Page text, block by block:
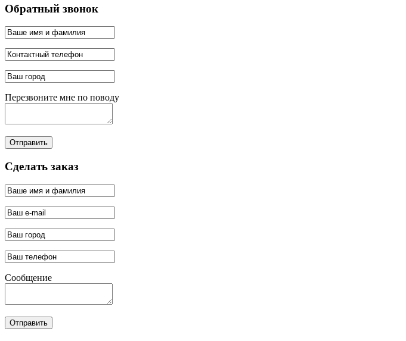
Обратный звонок
Перезвоните мне по поводу
Отправить
Сделать заказ
Сообщение
Отправить